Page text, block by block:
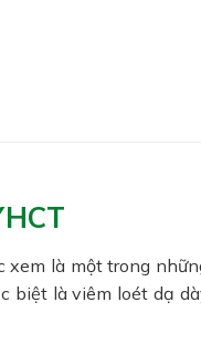
xem là một trong
biệt là viêm loét dạ